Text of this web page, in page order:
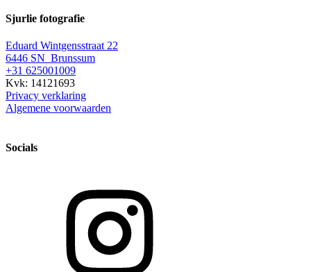
Sjurlie fotografie
Eduard Wintgensstraat 22
6446 SN Brunssum
+31 625001009
Kvk: 14121693
Privacy verklaring
Algemene voorwaarden
Socials